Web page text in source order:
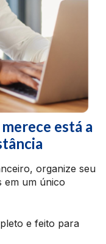
está a
organize seu
em um único
e feito para